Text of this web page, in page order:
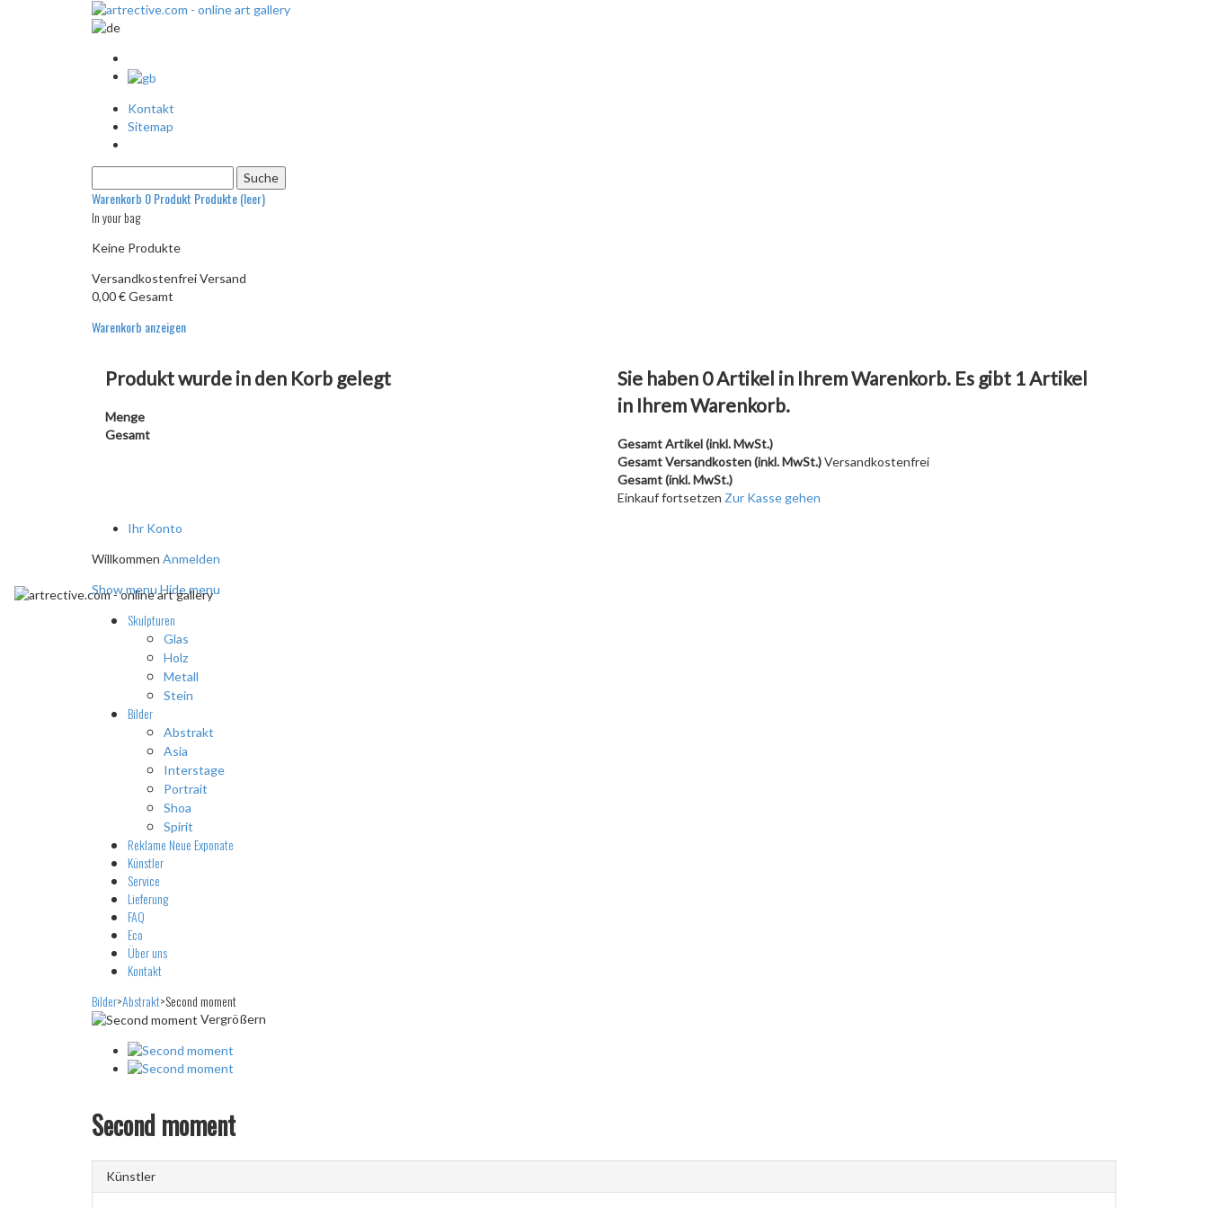
Kontakt
Sitemap
Warenkorb 0Produkt Produkte(leer)
In your bag
Keine Produkte
VersandkostenfreiVersand
0,00 €Gesamt
Warenkorb anzeigen
Produkt wurde in den Korb gelegt
Menge
Gesamt
Sie haben 0Artikel in Ihrem Warenkorb. Es gibt 1 Artikel
in Ihrem Warenkorb.
Gesamt Artikel (inkl. MwSt.)
Gesamt Versandkosten (inkl. MwSt.)Versandkostenfrei
Gesamt (inkl. MwSt.)
Einkauf fortsetzen Zur Kasse gehen
Ihr Konto
Willkommen Anmelden
Show menu Hide menu
Skulpturen
Glas
Holz
Metall
Stein
Bilder
Abstrakt
Asia
Interstage
Portrait
Shoa
Spirit
Reklame Neue Exponate
Künstler
Service
Lieferung
FAQ
Eco
Über uns
Kontakt
Bilder>Abstrakt>Second moment
Vergrößern
Second moment
Künstler